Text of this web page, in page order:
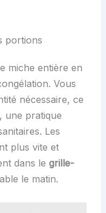
portions
miche entière en
Vous
nécessaire, ce
une pratique
Les
plus vite et
dans le grille-
le matin.